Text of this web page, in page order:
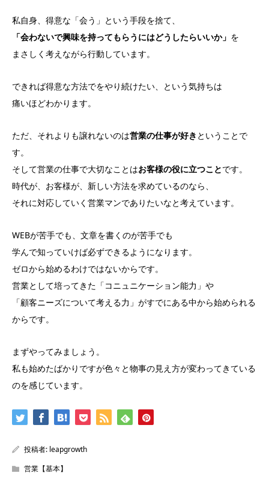
私自身、得意な「会う」という手段を捨て、
「会わないで興味を持ってもらうにはどうしたらいいか」 を
まさしく考えながら行動しています。
できれば得意な方法でをやり続けたい、という気持ちは
痛いほどわかります。
ただ、それよりも譲れないのは営業の仕事が好き ということで
す。
そして営業の仕事で大切なことはお客様の役に立つことです。
時代が、お客様が、新しい方法を求めているのなら、
それに対応していく営業マンでありたいなと考えています。
WEBが苦手でも、文章を書くのが苦手でも
学んで知っていけば必ずできるようになります。
ゼロから始めるわけではないからです。
営業として培ってきた「コニュニケーション能力」や
「顧客ニーズについて考える力」がすでにある中から始められる
からです。
まずやってみましょう。
私も始めたばかりですが色々と物事の見え方が変わってきている
のを感じています。
投稿者: leapgrowth
営業【基本】